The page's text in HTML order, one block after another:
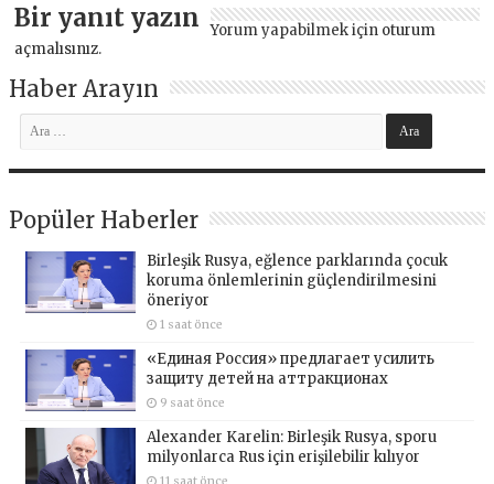
Bir yanıt yazın Yorum yapabilmek için oturum
açmalısınız.
Haber Arayın
Popüler Haberler
Birleşik Rusya, eğlence parklarında çocuk
koruma önlemlerinin güçlendirilmesini
öneriyor
1 saat önce
«Единая Россия» предлагает усилить
защиту детей на аттракционах
9 saat önce
Alexander Karelin: Birleşik Rusya, sporu
milyonlarca Rus için erişilebilir kılıyor
11 saat önce